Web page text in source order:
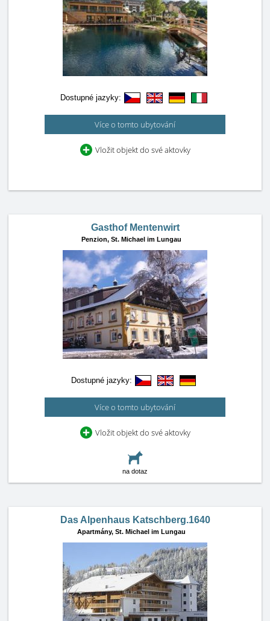
Dostupné jazyky:
Více o tomto ubytování
Vložit objekt do své aktovky
Gasthof Mentenwirt
Penzion, St. Michael im Lungau
Dostupné jazyky:
Více o tomto ubytování
Vložit objekt do své aktovky
na dotaz
Das Alpenhaus Katschberg.1640
Apartmány, St. Michael im Lungau